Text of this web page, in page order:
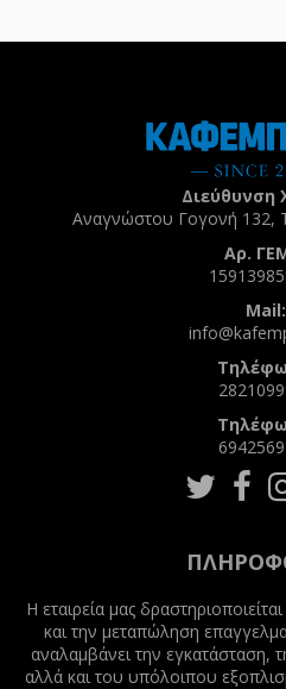
Διεύθυνση
Αναγνώστου Γογονή 132,
Αρ.
Mail:
Follow
Η εταιρεία μας
και την μεταπώληση
αναλαμβάνει την
αλλά και του υπόλοιπου